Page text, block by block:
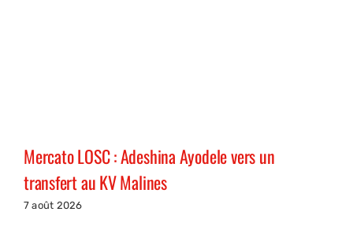
Mercato LOSC : Adeshina Ayodele vers un
transfert au KV Malines
7 août 2026